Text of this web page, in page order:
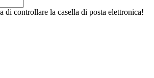
di controllare la casella di posta elettronica!